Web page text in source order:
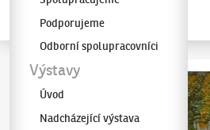
Galerie KODLPodporujeme
Odborní spolupracovníci
Výstavy
Úvod
Nadcházející výstava